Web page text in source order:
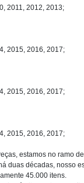
2011, 2012, 2013;
2015, 2016, 2017;
2015, 2016, 2017;
2015, 2016, 2017;
estamos no ramo
duas décadas, nosso
45.000 itens.